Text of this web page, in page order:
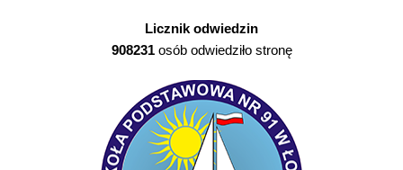
Licznik odwiedzin
908231osób odwiedziło stronę